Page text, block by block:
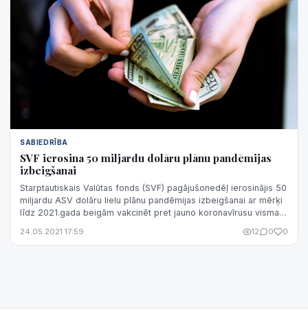
SABIEDRĪBA
SVF ierosina 50 miljardu dolāru plānu pandēmijas
izbeigšanai
Starptautiskais Valūtas fonds (SVF) pagājušonedēļ ierosinājis 50
miljardu ASV dolāru lielu plānu pandēmijas izbeigšanai ar mērķi
līdz 2021.gada beigām vakcinēt pret jauno koronavīrusu vismaz
24.05.2021 17:59 12 0 0